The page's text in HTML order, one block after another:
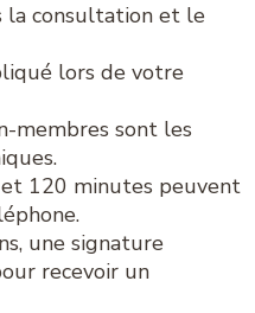
consultation et le
lors de votre
membres sont les
120 minutes peuvent
une signature
recevoir un